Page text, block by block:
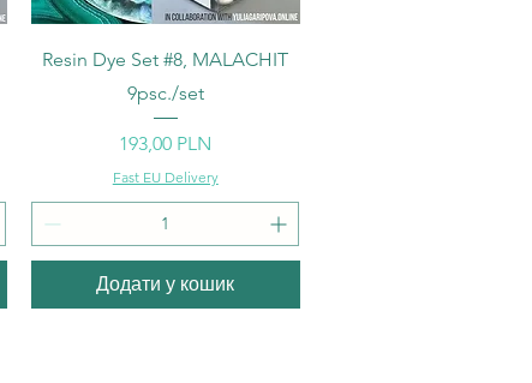
Швидкий перегляд
Resin Dye Set #8, MALACHIT
9psc./set
Ціна
193,00 PLN
Fast EU Delivery
Додати у кошик